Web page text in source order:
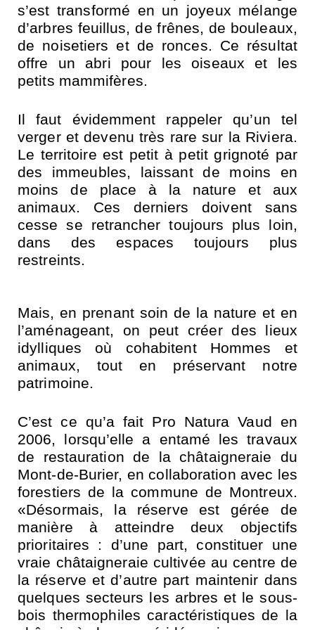
s’est transformé en un joyeux mélange
d’arbres feuillus, de frênes, de bouleaux,
de noisetiers et de ronces. Ce résultat
offre un abri pour les oiseaux et les
petits mammifères.
Il faut évidemment rappeler qu’un tel
verger et devenu très rare sur la Riviera.
Le territoire est petit à petit grignoté par
des immeubles, laissant de moins en
moins de place à la nature et aux
animaux. Ces derniers doivent sans
cesse se retrancher toujours plus loin,
dans des espaces toujours plus
restreints.
Mais, en prenant soin de la nature et en
l’aménageant, on peut créer des lieux
idylliques où cohabitent Hommes et
animaux, tout en préservant notre
patrimoine.
C’est ce qu’a fait Pro Natura Vaud en
2006, lorsqu’elle a entamé les travaux
de restauration de la châtaigneraie du
Mont-de-Burier, en collaboration avec les
forestiers de la commune de Montreux.
«Désormais, la réserve est gérée de
manière à atteindre deux objectifs
prioritaires : d’une part, constituer une
vraie châtaigneraie cultivée au centre de
la réserve et d’autre part maintenir dans
quelques secteurs les arbres et le sous-
bois thermophiles caractéristiques de la